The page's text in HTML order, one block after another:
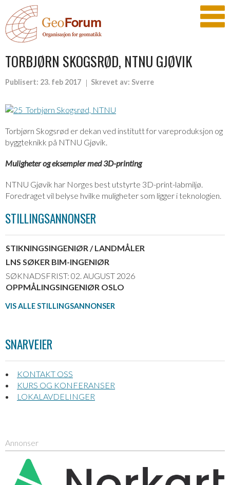
TORBJØRN SKOGSRØD, NTNU GJØVIK
Publisert: 23. feb 2017 Skrevet av: Sverre
Torbjørn Skogsrød er dekan ved institutt for vareproduksjon og
byggteknikk på NTNU Gjøvik.
Muligheter og eksempler med 3D-printing
NTNU Gjøvik har Norges best utstyrte 3D-print-labmiljø.
Foredraget vil belyse hvilke muligheter som ligger i teknologien.
STILLINGSANNONSER
STIKNINGSINGENIØR / LANDMÅLER
LNS SØKER BIM-INGENIØR
SØKNADSFRIST: 02. AUGUST 2026
OPPMÅLINGSINGENIØR OSLO
VIS ALLE STILLINGSANNONSER
SNARVEIER
KONTAKT OSS
KURS OG KONFERANSER
LOKALAVDELINGER
Annonser